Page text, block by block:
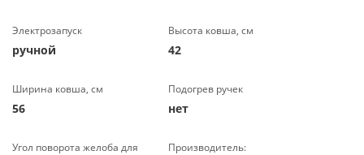
Электрозапуск
ручной
Высота ковша, см
42
Ширина ковша, см
56
Подогрев ручек
нет
Угол поворота желоба для
Производитель: